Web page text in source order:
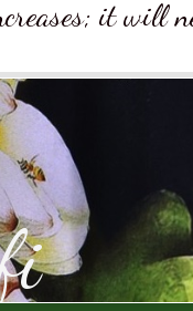
it will